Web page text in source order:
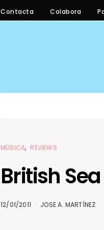
Contacta Colabora
MÚSICA REVIEWS
British
12/01/2011 JOSE A. MARTÍNEZ